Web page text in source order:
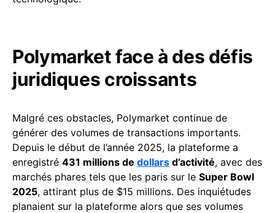
Polymarket face à des défis
juridiques croissants
Malgré ces obstacles, Polymarket continue de
générer des volumes de transactions importants.
Depuis le début de l’année 2025, la plateforme a
enregistré 431 millions de dollars d’activité, avec des
marchés phares tels que les paris sur le Super Bowl
2025, attirant plus de $15 millions. Des inquiétudes
planaient sur la plateforme alors que ses volumes